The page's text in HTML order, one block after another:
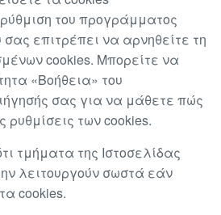
του προγράμματος
επιτρέπει να αρνηθείτε τη
cookies. Μπορείτε να
«Βοήθεια» του
σας για να μάθετε πώς
ρυθμίσεις των cookies.
τμήματα της Ιστοσελίδας
λειτουργούν σωστά εάν
cookies.